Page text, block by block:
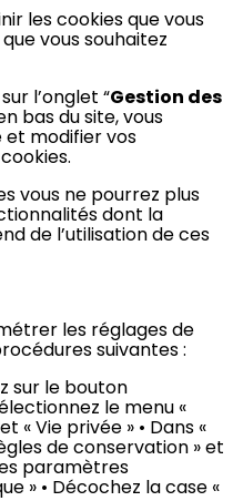
les cookies que vous
vous souhaitez
l’onglet “Gestion des
bas du site, vous
et modifier vos
vous ne pourrez plus
dont la
de l’utilisation de ces
les réglages de
suivantes :
sur le bouton
le menu «
« Vie privée » • Dans «
de conservation » et
paramètres
» • Décochez la case «